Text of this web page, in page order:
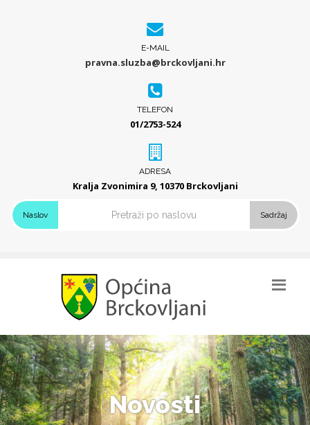
E-MAIL
pravna.sluzba@brckovljani.hr
TELEFON
01/2753-524
ADRESA
Kralja Zvonimira 9, 10370 Brckovljani
Naslov Sadržaj
Novosti